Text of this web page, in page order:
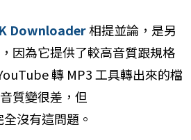
Downloader相提並論，是另
因為它提供了較高音質跟規格
轉 MP3 工具轉出來的檔
質變很差，但
沒有這問題。